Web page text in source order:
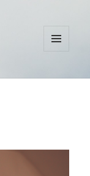
WIDGETS